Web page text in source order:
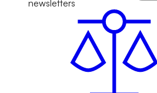
newsletters